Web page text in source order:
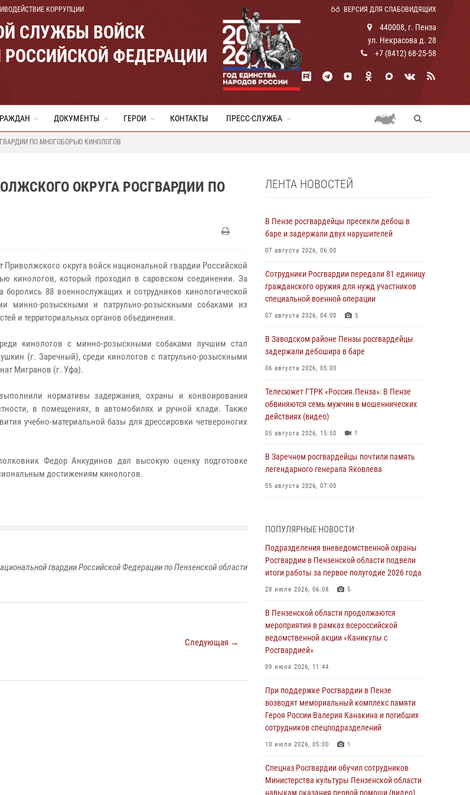
КОРРУПЦИИ ВЕРСИЯ ДЛЯ СЛАБОВИДЯЩИХ
СЛУЖБЫ ВОЙСК
ФЕДЕРАЦИИ
440008, г. Пенза
ул. Некрасова д. 28
+7 (8412) 68-25-58
ДОКУМЕНТЫ ГЕРОИ КОНТАКТЫ ПРЕСС-СЛУЖБА
ПО МНОГОБОРЬЮ КИНОЛОГОВ
ОКРУГА РОСГВАРДИИ ПО
округа войск национальной гвардии Российской
кинологов, который проходил в саровском соединении. За
боролись 88 военнослужащих и сотрудников кинологической
минно-розыскными и патрульно-розыскными собаками из
и территориальных органов объединения.
кинологов с минно-розыскными собаками лучшим стал
(г. Заречный), среди кинологов с патрульно-розыскными
Мигранов (г. Уфа).
нормативы задержания, охраны и конвоирования
в помещениях, в автомобилях и ручной клади. Также
учебно-материальной базы для дрессировки четвероногих
Федор Анкудинов дал высокую оценку подготовке
достижениям кинологов.
гвардии Российской Федерации по Пензенской области
Следующая →
ЛЕНТА НОВОСТЕЙ
В Пензе росгвардейцы пресекли дебош в
баре и задержали двух нарушителей
07 августа 2026, 06:00
Сотрудники Росгвардии передали 81 единицу
гражданского оружия для нужд участников
специальной военной операции
07 августа 2026, 04:00 5
В Заводском районе Пензы росгвардейцы
задержали дебошира в баре
06 августа 2026, 05:00
Телесюжет ГТРК «Россия.Пенза»: В Пензе
обвиняются семь мужчин в мошеннических
действиях (видео)
05 августа 2026, 15:50 1
В Заречном росгвардейцы почтили память
легендарного генерала Яковлева
05 августа 2026, 07:00
с вооружением и техникой Росгвардии
05 августа 2026, 06:15 6
В Пензе сотрудники Росгвардии оказали
помощь дезориентированному пенсионеру
В Пензе при силовой поддержке Росгвардии
пресечена деятельность ОПГ,
маскировавшейся под реабилитационный
центр (видео)
В Управлении Росгвардии по Пензенской
области подвели итоги работы за первое
полугодие 2026 года
04 августа 2026, 06:08
Росгвардия обеспечила безопасность
праздничных мероприятий в День ВДВ в
ПОПУЛЯРНЫЕ НОВОСТИ
Подразделения вневедомственной охраны
Росгвардии в Пензенской области подвели
итоги работы за первое полугодие 2026 года
28 июля 2026, 06:08 5
В Пензенской области продолжаются
мероприятия в рамках всероссийской
ведомственной акции «Каникулы с
Росгвардией»
09 июля 2026, 11:44
При поддержке Росгвардии в Пензе
возводят мемориальный комплекс памяти
Героя России Валерия Канакина и погибших
сотрудников спецподразделений
10 июля 2026, 05:00 1
Спецназ Росгвардии обучил сотрудников
Министерства культуры Пензенской области
навыкам оказания первой помощи (видео)